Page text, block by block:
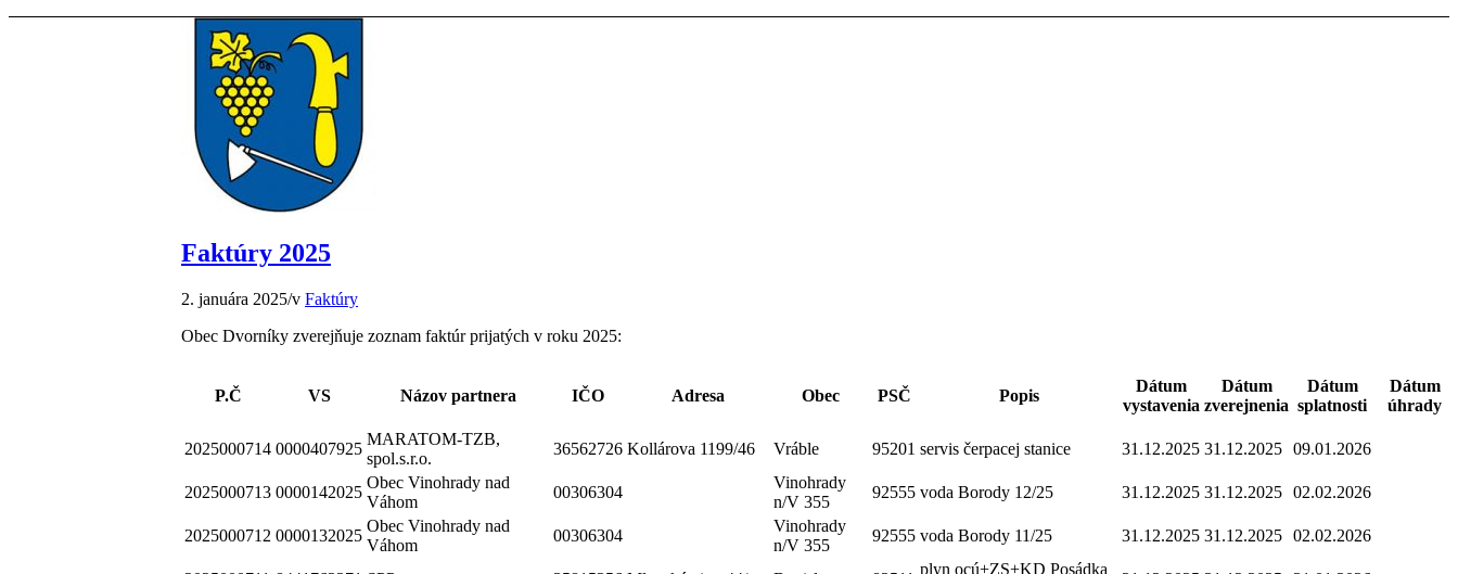
Faktúry 2025
2. januára 2025/v Faktúry
Obec Dvorníky zverejňuje zoznam faktúr prijatých v roku 2025:
P.Č VS Názov partnera IČO Adresa Obec PSČ Popis
Dátum
vystavenia
Dátum
zverejnenia
Dátum
splatnosti
Dátum
úhrady
2025000714 0000407925
MARATOM-TZB,
spol.s.r.o.
36562726 Kollárova 1199/46 Vráble 95201 servis čerpacej stanice 31.12.2025 31.12.2025 09.01.2026
2025000713 0000142025
Obec Vinohrady nad
Váhom
00306304
Vinohrady
n/V 355
92555 voda Borody 12/25 31.12.2025 31.12.2025 02.02.2026
2025000712 0000132025
Obec Vinohrady nad
Váhom
00306304
Vinohrady
n/V 355
92555 voda Borody 11/25 31.12.2025 31.12.2025 02.02.2026
plyn ocú+ZS+KD Posádka